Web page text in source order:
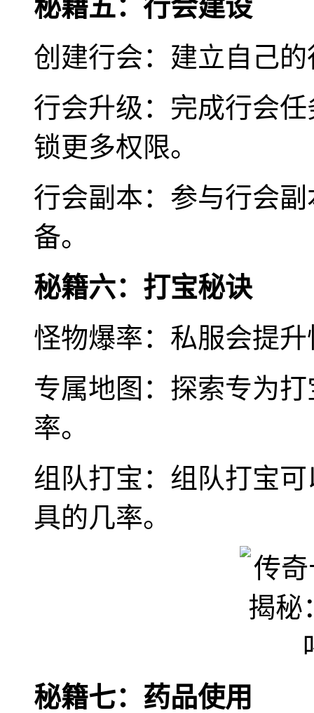
秘籍五：行会建设
创建行会：建立自己
行会升级：完成行会
锁更多权限。
行会副本：参与行会
备。
秘籍六：打宝秘诀
怪物爆率：私服会提
专属地图：探索专为
率。
组队打宝：组队打宝
具的几率。
秘籍七：药品使用